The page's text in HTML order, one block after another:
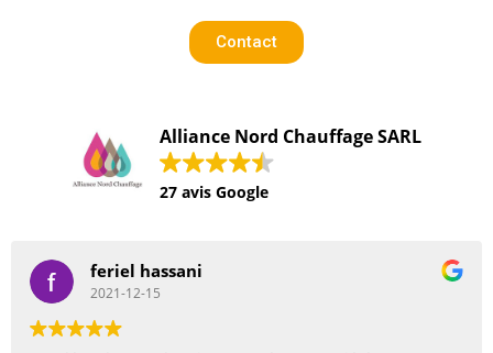
Contact
Alliance Nord Chauffage SARL
27 avis Google
b priscilla
2021-09-17